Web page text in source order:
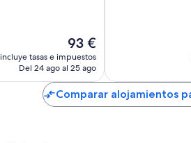
El
precio
actual
de
93 €
93 €
incluye tasas e impuestos
Del 24 ago al 25 ago
Comparar alojamientos